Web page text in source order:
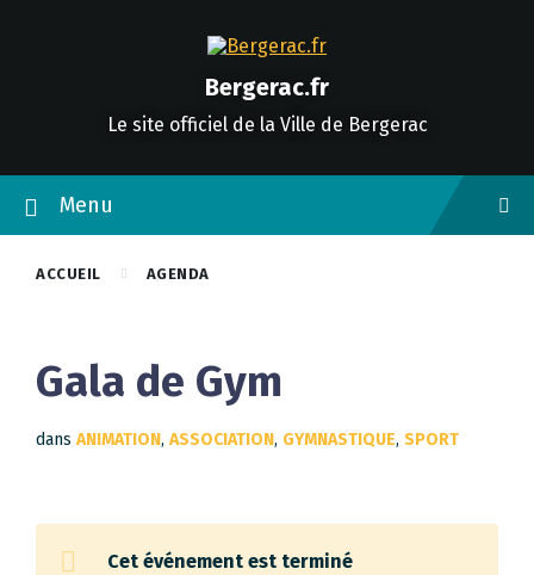
Bergerac.fr
Le site officiel de la Ville de Bergerac
Menu
ACCUEIL AGENDA
Gala de Gym
dans ANIMATION, ASSOCIATION, GYMNASTIQUE, SPORT
Cet événement est terminé